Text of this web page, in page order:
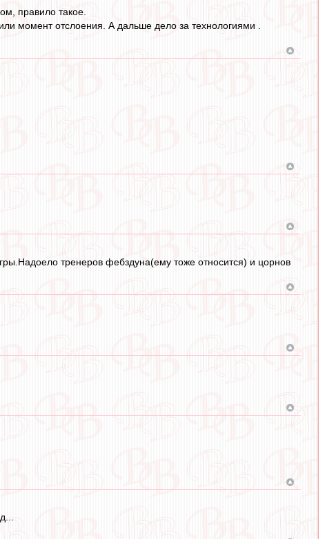
правило такое.
момент отслоения. А дальше дело за технологиями .
тренеров фебздуна(ему тоже относится) и цорнов